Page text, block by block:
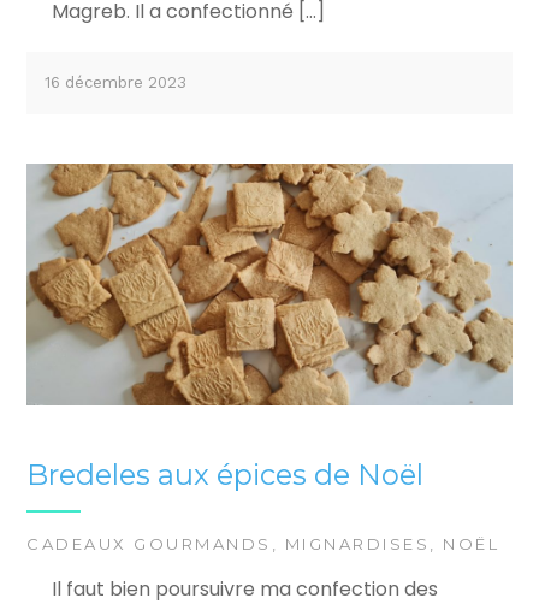
Magreb. Il a confectionné […]
16 décembre 2023
Bredeles aux épices de Noël
CADEAUX GOURMANDS MIGNARDISES NOËL
Il faut bien poursuivre ma confection des